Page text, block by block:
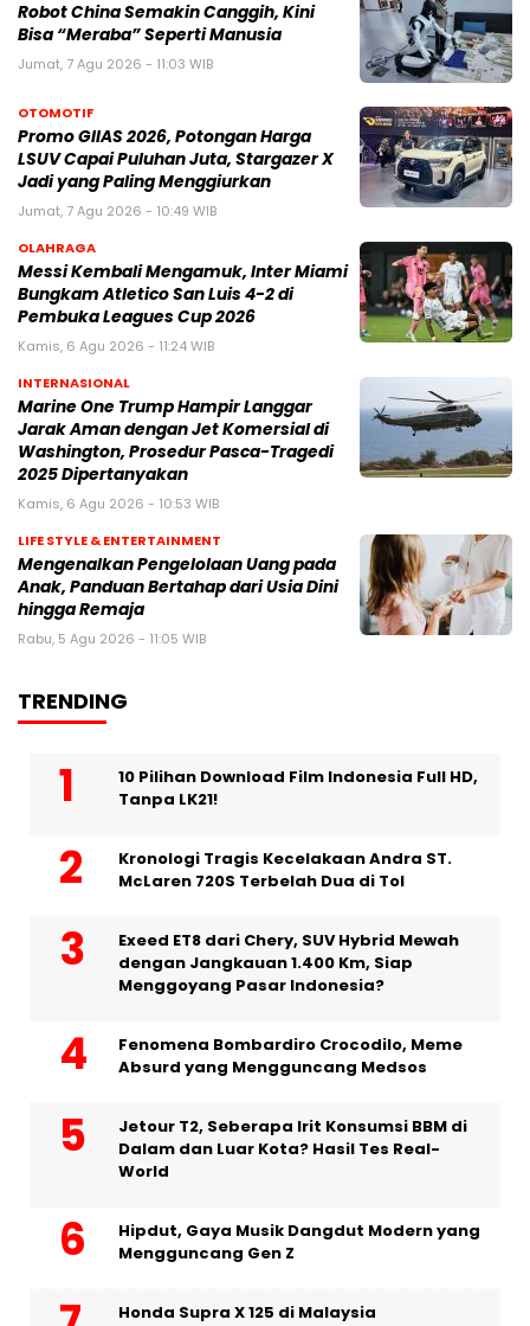
Robot China Semakin Canggih, Kini
Bisa “Meraba” Seperti Manusia
Jumat, 7 Agu 2026 - 11:03 WIB
OTOMOTIF
Promo GIIAS 2026, Potongan Harga
LSUV Capai Puluhan Juta, Stargazer X
Jadi yang Paling Menggiurkan
Jumat, 7 Agu 2026 - 10:49 WIB
OLAHRAGA
Messi Kembali Mengamuk, Inter Miami
Bungkam Atletico San Luis 4-2 di
Pembuka Leagues Cup 2026
Kamis, 6 Agu 2026 - 11:24 WIB
INTERNASIONAL
Marine One Trump Hampir Langgar
Jarak Aman dengan Jet Komersial di
Washington, Prosedur Pasca-Tragedi
2025 Dipertanyakan
Kamis, 6 Agu 2026 - 10:53 WIB
LIFE STYLE & ENTERTAINMENT
Mengenalkan Pengelolaan Uang pada
Anak, Panduan Bertahap dari Usia Dini
hingga Remaja
Rabu, 5 Agu 2026 - 11:05 WIB
TRENDING
10 Pilihan Download Film Indonesia Full HD,
Tanpa LK21!
Kronologi Tragis Kecelakaan Andra ST.
McLaren 720S Terbelah Dua di Tol
Exeed ET8 dari Chery, SUV Hybrid Mewah
dengan Jangkauan 1.400 Km, Siap
Menggoyang Pasar Indonesia?
Fenomena Bombardiro Crocodilo, Meme
Absurd yang Mengguncang Medsos
Jetour T2, Seberapa Irit Konsumsi BBM di
Dalam dan Luar Kota? Hasil Tes Real-
World
Hipdut, Gaya Musik Dangdut Modern yang
Mengguncang Gen Z
Honda Supra X 125 di Malaysia